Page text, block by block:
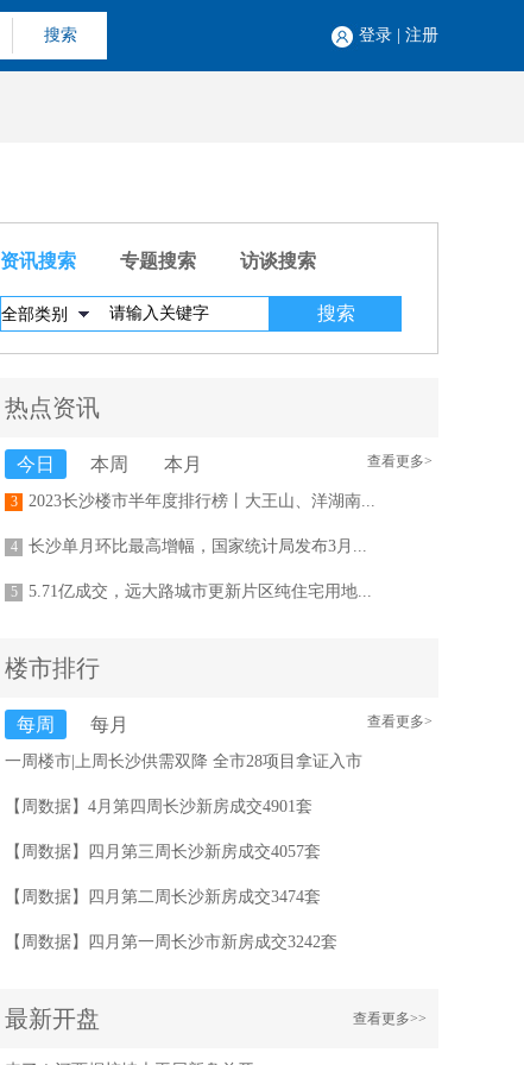
搜索 登录 注册
资讯搜索 专题搜索 访谈搜索
热点资讯
查看更多>
今日 本周 本月
3 2023长沙楼市半年度排行榜丨大王山、洋湖南...
4 长沙单月环比最高增幅，国家统计局发布3月...
5 5.71亿成交，远大路城市更新片区纯住宅用地...
楼市排行
查看更多>
每周 每月
一周楼市|上周长沙供需双降 全市28项目拿证入市
【周数据】4月第四周长沙新房成交4901套
【周数据】四月第三周长沙新房成交4057套
【周数据】四月第二周长沙新房成交3474套
【周数据】四月第一周长沙市新房成交3242套
最新开盘 查看更多>>